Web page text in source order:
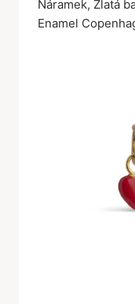
Náramek, Zlatá
Enamel